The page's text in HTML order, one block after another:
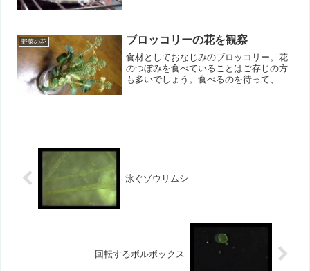
野菜の花 ブロッコリーの花を観察
食材としておなじみのブロッコリー。花
のつぼみを食べていることはご存じの方
も多いでしょう。食べるのを待って、水
泳ぐゾウリムシ
回転するボルボックス